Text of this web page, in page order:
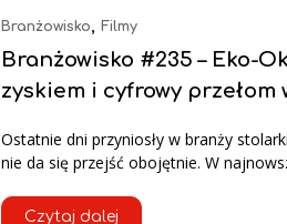
Branżowisko, Filmy
Branżowisko #235 – Eko-
zyskiem i cyfrowy przełom
Ostatnie dni przyniosły w branży
nie da się przejść obojętnie. W
Czytaj dalej